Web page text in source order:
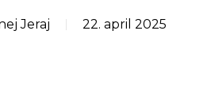
Jeraj 22. april 2025